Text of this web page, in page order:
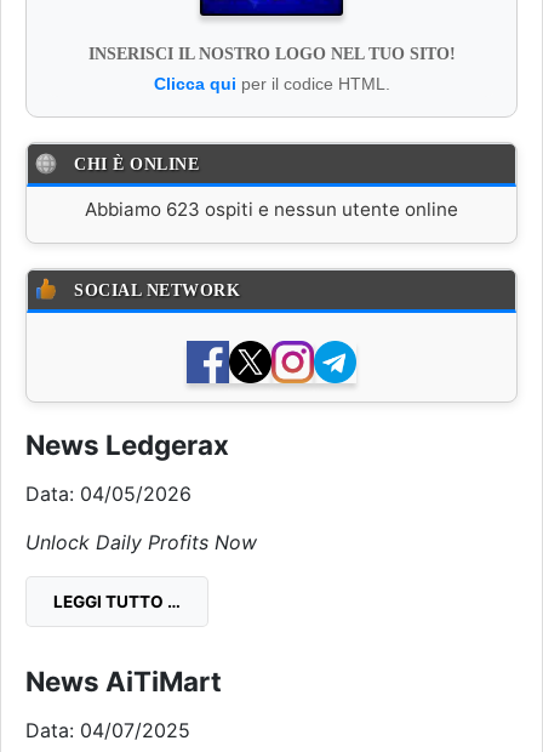
INSERISCI IL NOSTRO LOGO NEL TUO SITO!
Clicca qui per il codice HTML.
News Ledgerax
Data: 04/05/2026
Unlock Daily Profits Now
LEGGI TUTTO …
News AiTiMart
Data: 04/07/2025
CHI È ONLINE
Abbiamo 623 ospiti e nessun utente online
SOCIAL NETWORK